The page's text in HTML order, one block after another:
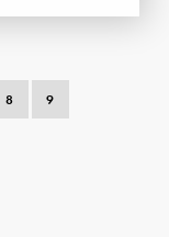
8 9